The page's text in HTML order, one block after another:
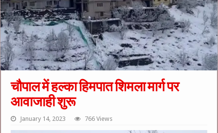
चौपाल में हल्का हिमपात शिमला मार्ग पर
आवाजाही शुरू
January 14, 2023 766 Views